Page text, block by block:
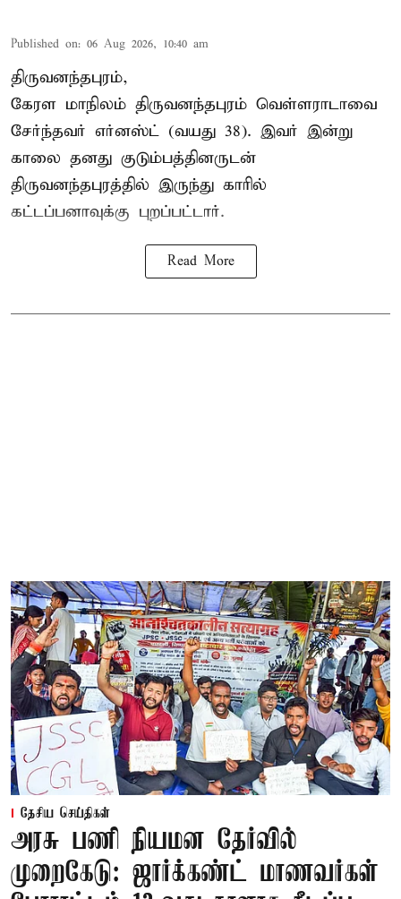
Published on: 06 Aug 2026, 10:40 am
திருவனந்தபுரம்,
கேரள மாநிலம் திருவனந்தபுரம் வெள்ளராடாவை
சேர்ந்தவர் எர்னஸ்ட் (வயது 38). இவர் இன்று
காலை தனது குடும்பத்தினருடன்
திருவனந்தபுரத்தில் இருந்து காரில்
கட்டப்பனாவுக்கு புறப்பட்டார்.
Read More
தேசிய செய்திகள்
அரசு பணி நியமன தேர்வில்
முறைகேடு: ஜார்க்கண்ட் மாணவர்கள்